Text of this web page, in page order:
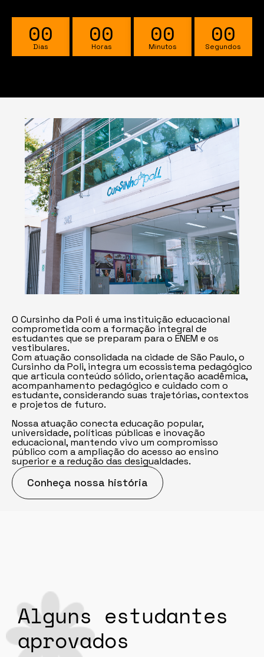
00
Dias 00
Horas 00
Minutos 00
Segundos
O Cursinho da Poli é uma instituição educacional
comprometida com a formação integral de
estudantes que se preparam para o ENEM e os
vestibulares.
Com atuação consolidada na cidade de São Paulo, o
Cursinho da Poli, integra um ecossistema pedagógico
que articula conteúdo sólido, orientação acadêmica,
acompanhamento pedagógico e cuidado com o
estudante, considerando suas trajetórias, contextos
e projetos de futuro.
Nossa atuação conecta educação popular,
universidade, políticas públicas e inovação
educacional, mantendo vivo um compromisso
público com a ampliação do acesso ao ensino
superior e a redução das desigualdades.
Conheça nossa história
Alguns estudantes
aprovados